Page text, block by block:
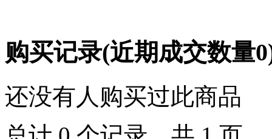
购买记录(近期成交数量0
还没有人购买过此商品